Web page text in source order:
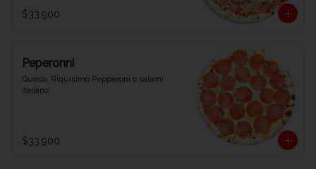
$33.900
Peperonni
Queso, Riquísimo Pepperoni o salami
italiano.
$33.900